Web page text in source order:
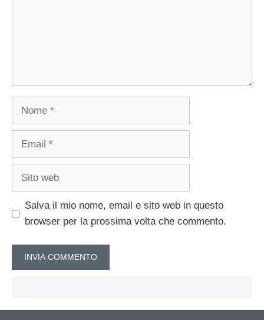
Nome
Email
Sito
Salva il mio nome, email e sito web in questo
browser per la prossima volta che commento.